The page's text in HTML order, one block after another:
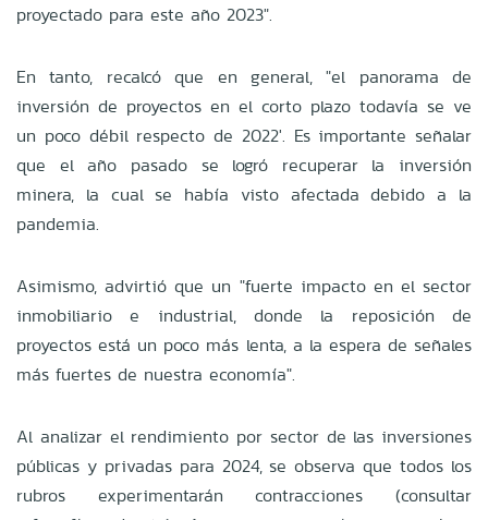
proyectado para este año 2023".
En tanto, recalcó que en general, "el panorama de
inversión de proyectos en el corto plazo todavía se ve
un poco débil respecto de 2022'. Es importante señalar
que el año pasado se logró recuperar la inversión
minera, la cual se había visto afectada debido a la
pandemia.
Asimismo, advirtió que un "fuerte impacto en el sector
inmobiliario e industrial, donde la reposición de
proyectos está un poco más lenta, a la espera de señales
más fuertes de nuestra economía".
Al analizar el rendimiento por sector de las inversiones
públicas y privadas para 2024, se observa que todos los
rubros experimentarán contracciones (consultar